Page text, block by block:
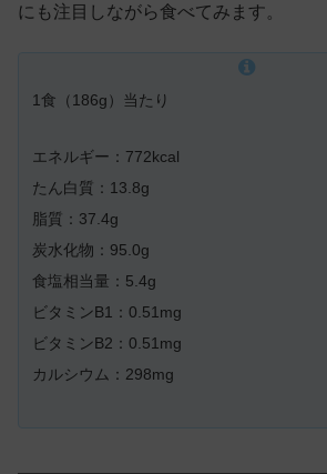
にも注目しながら食べてみます。
1食（186g）当たり
エネルギー：772kcal
たん白質：13.8g
脂質：37.4g
炭水化物：95.0g
食塩相当量：5.4g
ビタミンB1：0.51mg
ビタミンB2：0.51mg
カルシウム：298mg